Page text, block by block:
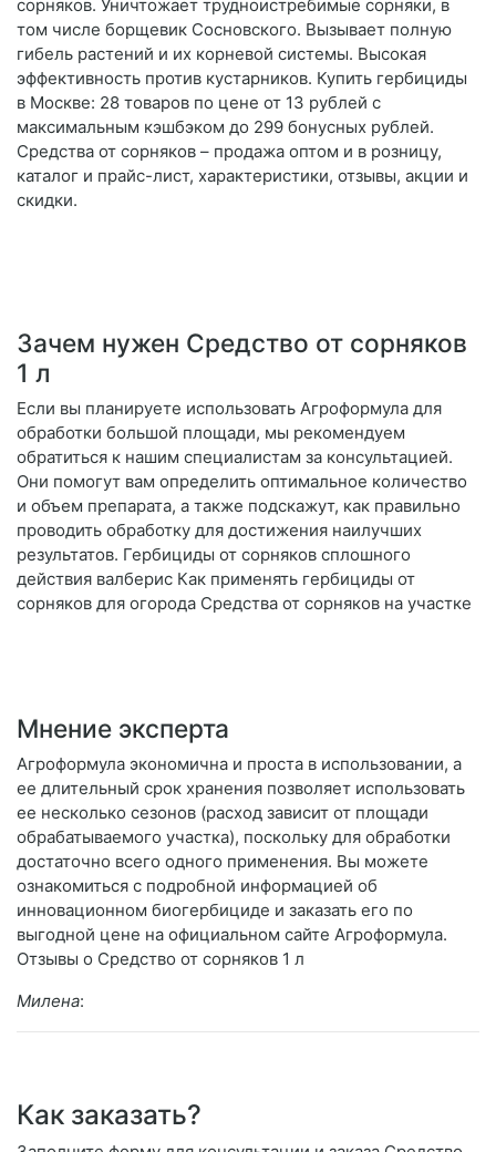
сорняков. Уничтожает трудноистребимые сорняки, в
том числе борщевик Сосновского. Вызывает полную
гибель растений и их корневой системы. Высокая
эффективность против кустарников. Купить гербициды
в Москве: 28 товаров по цене от 13 рублей с
максимальным кэшбэком до 299 бонусных рублей.
Средства от сорняков – продажа оптом и в розницу,
каталог и прайс-лист, характеристики, отзывы, акции и
скидки.
Зачем нужен Средство от сорняков
1 л
Если вы планируете использовать Агроформула для
обработки большой площади, мы рекомендуем
обратиться к нашим специалистам за консультацией.
Они помогут вам определить оптимальное количество
и объем препарата, а также подскажут, как правильно
проводить обработку для достижения наилучших
результатов. Гербициды от сорняков сплошного
действия валберис Как применять гербициды от
сорняков для огорода Средства от сорняков на участке
Мнение эксперта
Агроформула экономична и проста в использовании, а
ее длительный срок хранения позволяет использовать
ее несколько сезонов (расход зависит от площади
обрабатываемого участка), поскольку для обработки
достаточно всего одного применения. Вы можете
ознакомиться с подробной информацией об
инновационном биогербициде и заказать его по
выгодной цене на официальном сайте Агроформула.
Отзывы о Средство от сорняков 1 л
Милена:
Как заказать?